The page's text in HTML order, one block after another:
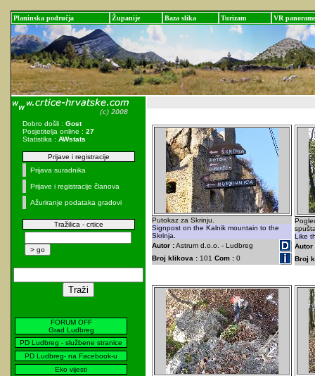
Planinska područja Županije Baza slika Turizam VR panorame
Dobro došli : Gost
Posjetitelja online : 27
Statistika : AWstats
Prijave i registracije
Prijava suradnika
Prijave i registracije članova
Ažuriranje podataka gradovi
Tražilica - crtice
FORUM OFF
Grad Ludbreg
PD Ludbreg - službene stranice
PD Ludbreg- na Facebook-u
Eko vijesti
Putokaz za Skrinju.
Signpost on the Kalnik mountain to the
Skrinja.
Autor :Astrum d.o.o. - Ludbreg
Broj klikova : 101 Com : 0
Like
Autor
Broj